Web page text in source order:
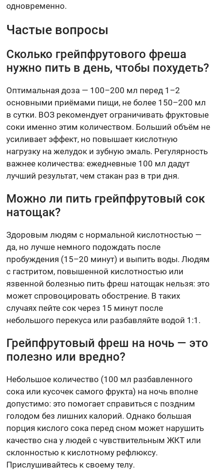
одновременно.
Частые вопросы
Сколько грейпфрутового фреша
нужно пить в день, чтобы похудеть?
Оптимальная доза — 100–200 мл перед 1–2
основными приёмами пищи, не более 150–200 мл
в сутки. ВОЗ рекомендует ограничивать фруктовые
соки именно этим количеством. Больший объём не
усиливает эффект, но повышает кислотную
нагрузку на желудок и зубную эмаль. Регулярность
важнее количества: ежедневные 100 мл дадут
лучший результат, чем стакан раз в три дня.
Можно ли пить грейпфрутовый сок
натощак?
Здоровым людям с нормальной кислотностью —
да, но лучше немного подождать после
пробуждения (15–20 минут) и выпить воды. Людям
с гастритом, повышенной кислотностью или
язвенной болезнью пить фреш натощак нельзя: это
может спровоцировать обострение. В таких
случаях пейте сок через 15 минут после
небольшого перекуса или разбавляйте водой 1:1.
Грейпфрутовый фреш на ночь — это
полезно или вредно?
Небольшое количество (100 мл разбавленного
сока или кусочек самого фрукта) на ночь вполне
допустимо: это помогает справиться с поздним
голодом без лишних калорий. Однако большая
порция кислого сока перед сном может нарушить
качество сна у людей с чувствительным ЖКТ или
склонностью к кислотному рефлюксу.
Прислушивайтесь к своему телу.